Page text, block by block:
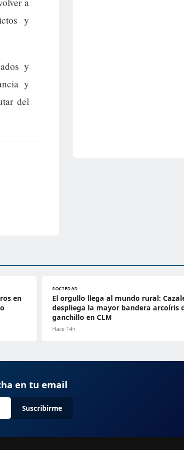
y
y
y
del
en
SOCIEDAD
El orgullo llega al mundo rural:
despliega la mayor bandera arcoíris
ganchillo en CLM
Hace 14h
en tu email
Suscribirme